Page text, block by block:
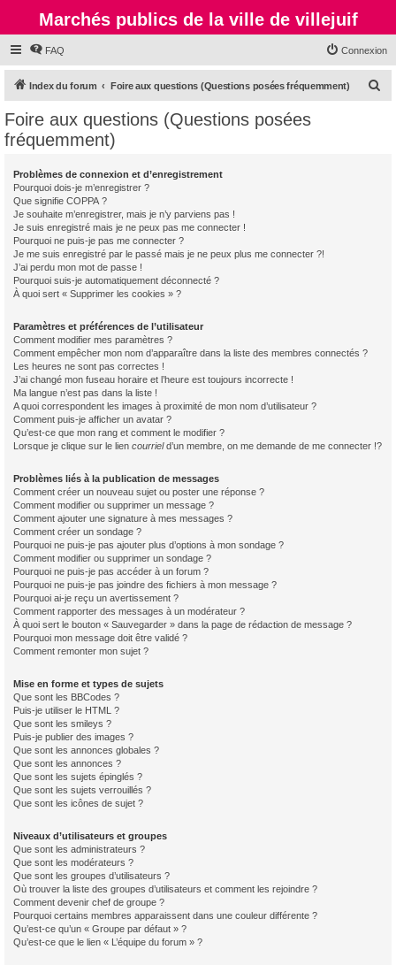
Marchés publics de la ville de villejuif
FAQ Connexion
Index du forum Foire aux questions (Questions posées fréquemment)
Foire aux questions (Questions posées
fréquemment)
Problèmes de connexion et d’enregistrement
Pourquoi dois-je m’enregistrer ?
Que signifie COPPA ?
Je souhaite m’enregistrer, mais je n’y parviens pas !
Je suis enregistré mais je ne peux pas me connecter !
Pourquoi ne puis-je pas me connecter ?
Je me suis enregistré par le passé mais je ne peux plus me connecter ?!
J’ai perdu mon mot de passe !
Pourquoi suis-je automatiquement déconnecté ?
À quoi sert « Supprimer les cookies » ?
Paramètres et préférences de l’utilisateur
Comment modifier mes paramètres ?
Comment empêcher mon nom d’apparaître dans la liste des membres connectés ?
Les heures ne sont pas correctes !
J’ai changé mon fuseau horaire et l’heure est toujours incorrecte !
Ma langue n’est pas dans la liste !
A quoi correspondent les images à proximité de mon nom d’utilisateur ?
Comment puis-je afficher un avatar ?
Qu’est-ce que mon rang et comment le modifier ?
Lorsque je clique sur le lien courrield’un membre, on me demande de me connecter !?
Problèmes liés à la publication de messages
Comment créer un nouveau sujet ou poster une réponse ?
Comment modifier ou supprimer un message ?
Comment ajouter une signature à mes messages ?
Comment créer un sondage ?
Pourquoi ne puis-je pas ajouter plus d’options à mon sondage ?
Comment modifier ou supprimer un sondage ?
Pourquoi ne puis-je pas accéder à un forum ?
Pourquoi ne puis-je pas joindre des fichiers à mon message ?
Pourquoi ai-je reçu un avertissement ?
Comment rapporter des messages à un modérateur ?
À quoi sert le bouton « Sauvegarder » dans la page de rédaction de message ?
Pourquoi mon message doit être validé ?
Comment remonter mon sujet ?
Mise en forme et types de sujets
Que sont les BBCodes ?
Puis-je utiliser le HTML ?
Que sont les smileys ?
Puis-je publier des images ?
Que sont les annonces globales ?
Que sont les annonces ?
Que sont les sujets épinglés ?
Que sont les sujets verrouillés ?
Que sont les icônes de sujet ?
Niveaux d’utilisateurs et groupes
Que sont les administrateurs ?
Que sont les modérateurs ?
Que sont les groupes d’utilisateurs ?
Où trouver la liste des groupes d’utilisateurs et comment les rejoindre ?
Comment devenir chef de groupe ?
Pourquoi certains membres apparaissent dans une couleur différente ?
Qu’est-ce qu’un « Groupe par défaut » ?
Qu’est-ce que le lien « L’équipe du forum » ?